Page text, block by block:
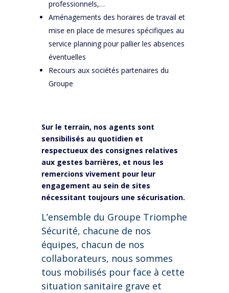
professionnels,…
Aménagements des horaires de travail et
mise en place de mesures spécifiques au
service planning pour pallier les absences
éventuelles
Recours aux sociétés partenaires du
Groupe
Sur le terrain, nos agents sont
sensibilisés au quotidien et
respectueux des consignes relatives
aux gestes barrières, et nous les
remercions vivement pour leur
engagement au sein de sites
nécessitant toujours une sécurisation.
L’ensemble du Groupe Triomphe
Sécurité, chacune de nos
équipes, chacun de nos
collaborateurs, nous sommes
tous mobilisés pour face à cette
situation sanitaire grave et